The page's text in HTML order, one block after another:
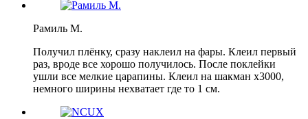
Рамиль М.
Получил плёнку, сразу наклеил на фары. Клеил первый
раз, вроде все хорошо получилось. После поклейки
ушли все мелкие царапины. Клеил на шакман х3000,
немного ширины нехватает где то 1 см.